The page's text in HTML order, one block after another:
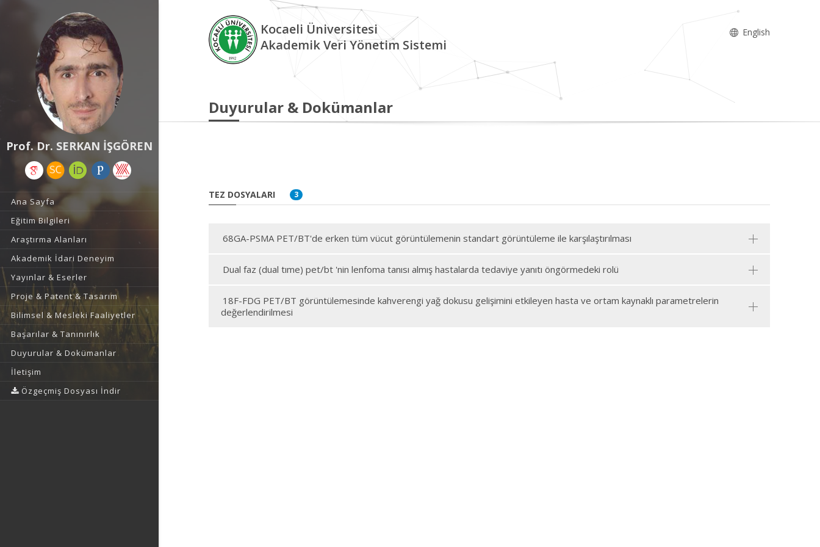
Prof. Dr. SERKAN İŞGÖREN
Ana Sayfa
Eğitim Bilgileri
Araştırma Alanları
Akademik İdari Deneyim
Yayınlar & Eserler
Proje & Patent & Tasarım
Bilimsel & Mesleki Faaliyetler
Başarılar & Tanınırlık
Duyurular & Dokümanlar
İletişim
Özgeçmiş Dosyası İndir
Kocaeli Üniversitesi
Akademik Veri Yönetim Sistemi
English
Duyurular & Dokümanlar
TEZ DOSYALARI 3
68GA-PSMA PET/BT'de erken tüm vücut görüntülemenin standart görüntüleme ile karşılaştırılması
Dual faz (dual tıme) pet/bt 'nin lenfoma tanısı almış hastalarda tedaviye yanıtı öngörmedeki rolü
18F-FDG PET/BT görüntülemesinde kahverengi yağ dokusu gelişimini etkileyen hasta ve ortam kaynaklı parametrelerin
değerlendirilmesi